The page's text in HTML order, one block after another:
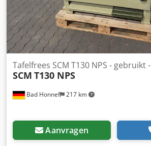
Bad Honnef 217 km
Tafelfrees SCM T130 NPS - gebruikt -
SCM T130 NPS
Aanvragen